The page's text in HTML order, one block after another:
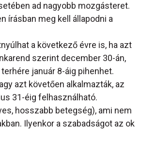
ad nagyobb mozgásteret.
írásban meg kell állapodni a
a következő évre is, ha azt
szerint december 30-án,
január 8-áig pihenhet.
azt követően alkalmazták, az
31-éig felhasználható.
hosszabb betegség), ami nem
Ilyenkor a szabadságot az ok